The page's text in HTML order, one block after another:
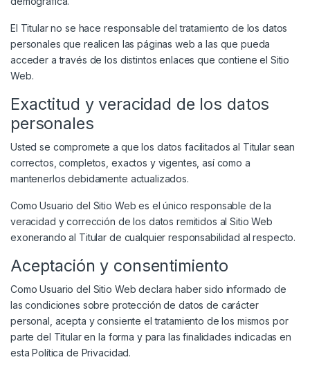
El Titular no se hace responsable del tratamiento de los datos
personales que realicen las páginas web a las que pueda
acceder a través de los distintos enlaces que contiene el Sitio
Web.
Exactitud y veracidad de los datos
personales
Usted se compromete a que los datos facilitados al Titular sean
correctos, completos, exactos y vigentes, así como a
mantenerlos debidamente actualizados.
Como Usuario del Sitio Web es el único responsable de la
veracidad y corrección de los datos remitidos al Sitio Web
exonerando al Titular de cualquier responsabilidad al respecto.
Aceptación y consentimiento
Como Usuario del Sitio Web declara haber sido informado de
las condiciones sobre protección de datos de carácter
personal, acepta y consiente el tratamiento de los mismos por
parte del Titular en la forma y para las finalidades indicadas en
esta Política de Privacidad.